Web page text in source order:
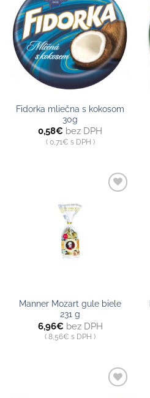
Pridať do
zoznamu
Fidorka mliečna s kokosom
30g
0,58€ bez DPH
0,71€ s DPH
Manner Mozart gule biele
231 g
6,96€bez DPH
8,56€ s DPH